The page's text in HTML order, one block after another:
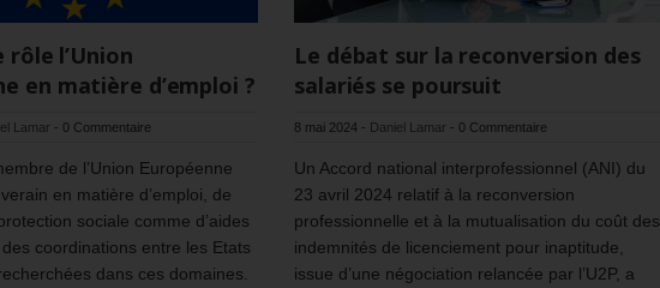
rôle l’Union
en matière d’emploi ?
Lamar - 0 Commentaire
de l’Union Européenne
en matière d’emploi, de
sociale comme d’aides
coordinations entre les Etats
dans ces domaines.
Le débat sur la reconversion des
salariés se poursuit
8 mai 2024 - Daniel Lamar - 0 Commentaire
Un Accord national interprofessionnel (ANI) du
23 avril 2024 relatif à la reconversion
professionnelle et à la mutualisation du coût des
indemnités de licenciement pour inaptitude,
issue d’une négociation relancée par l’U2P, a